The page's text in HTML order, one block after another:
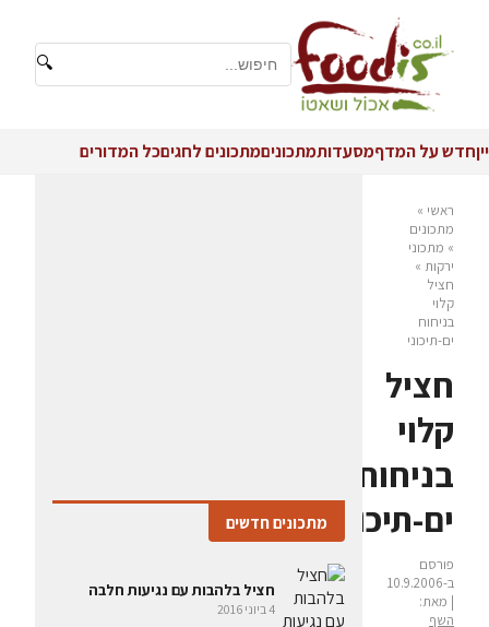
🔍
ייןחדש על המדףמסעדותמתכוניםמתכונים לחגיםכל המדורים
ראשי »
מתכונים
» מתכוני
ירקות »
חציל
קלוי
בניחוח
ים-תיכוני
חציל
קלוי
בניחוח
ים-תיכוני
פורסם
ב-10.9.2006
| מאת:
השף
מתכונים חדשים
חציל בלהבות עם נגיעות חלבה
4 ביוני 2016